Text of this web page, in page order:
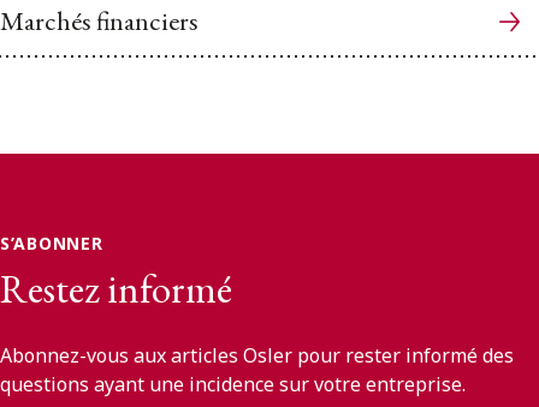
Marchés financiers
S’ABONNER
Restez informé
Abonnez-vous aux articles Osler pour rester informé des
questions ayant une incidence sur votre entreprise.